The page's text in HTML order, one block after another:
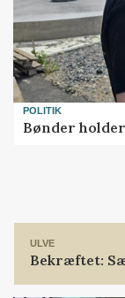
POLITIK
Bønder
ULVE
Bekræftet: